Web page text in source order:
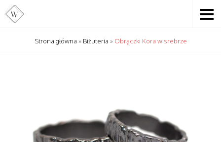
Strona główna » Biżuteria » Obrączki Kora w srebrze